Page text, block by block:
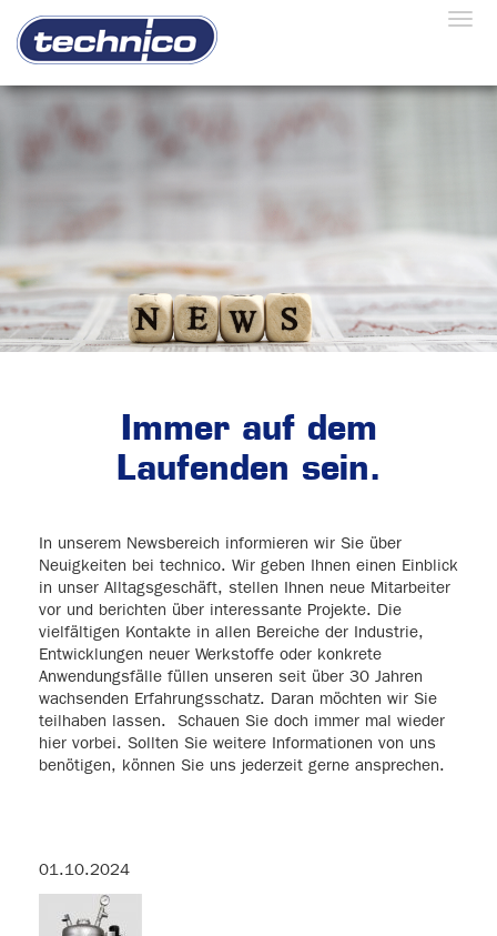
Immer auf dem
Laufenden sein.
In unserem Newsbereich informieren wir Sie über
Neuigkeiten bei technico. Wir geben Ihnen einen Einblick
in unser Alltagsgeschäft, stellen Ihnen neue Mitarbeiter
vor und berichten über interessante Projekte. Die
vielfältigen Kontakte in allen Bereiche der Industrie,
Entwicklungen neuer Werkstoffe oder konkrete
Anwendungsfälle füllen unseren seit über 30 Jahren
wachsenden Erfahrungsschatz. Daran möchten wir Sie
teilhaben lassen. Schauen Sie doch immer mal wieder
hier vorbei. Sollten Sie weitere Informationen von uns
benötigen, können Sie uns jederzeit gerne ansprechen.
01.10.2024